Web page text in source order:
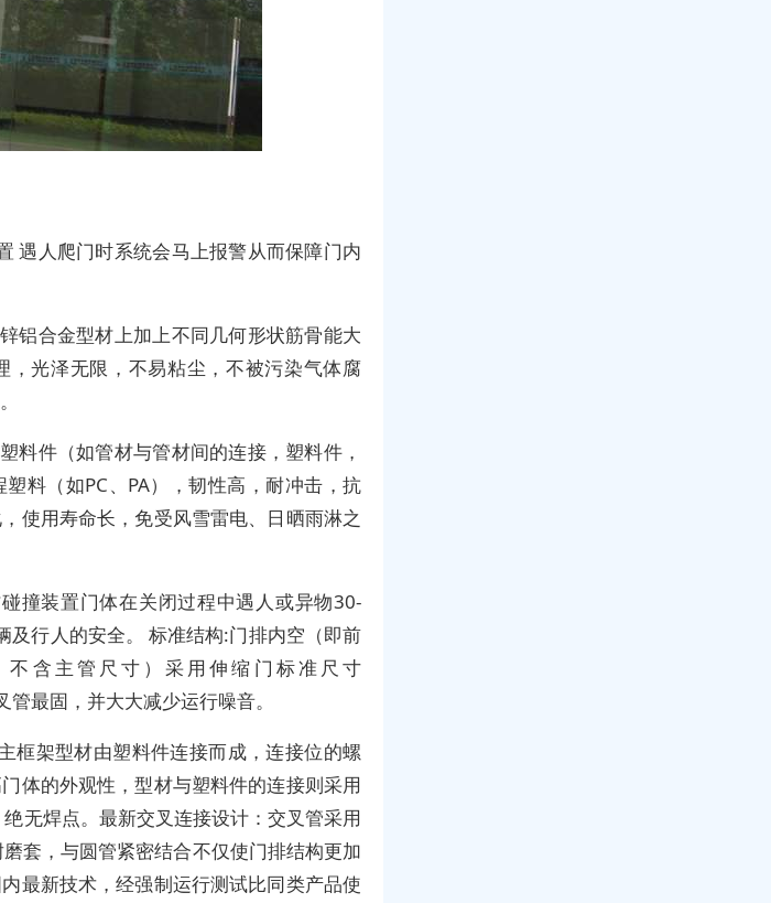
遇人爬门时系统会马上报警从而保障门内
铝合金型材上加上不同几何形状筋骨能大
，光泽无限，不易粘尘，不被污染气体腐
料件（如管材与管材间的连接，塑料件，
料（如PC、PA），韧性高，耐冲击，抗
使用寿命长，免受风雪雷电、日晒雨淋之
撞装置门体在关闭过程中遇人或异物30-
行人的安全。 标准结构:门排内空（即前
含主管尺寸）采用伸缩门标准尺寸
最固，并大大减少运行噪音。
框架型材由塑料件连接而成，连接位的螺
体的外观性，型材与塑料件的连接则采用
无焊点。最新交叉连接设计：交叉管采用
套，与圆管紧密结合不仅使门排结构更加
最新技术，经强制运行测试比同类产品使